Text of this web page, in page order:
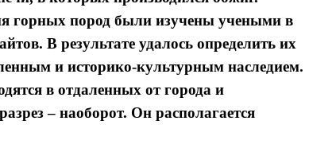
горных пород были изучены учеными в
В результате удалось определить их
и историко-культурным наследием.
в отдаленных от города и
– наоборот. Он располагается